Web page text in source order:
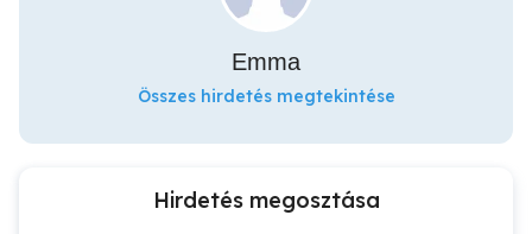
Emma
Összes hirdetés megtekintése
Hirdetés megosztása